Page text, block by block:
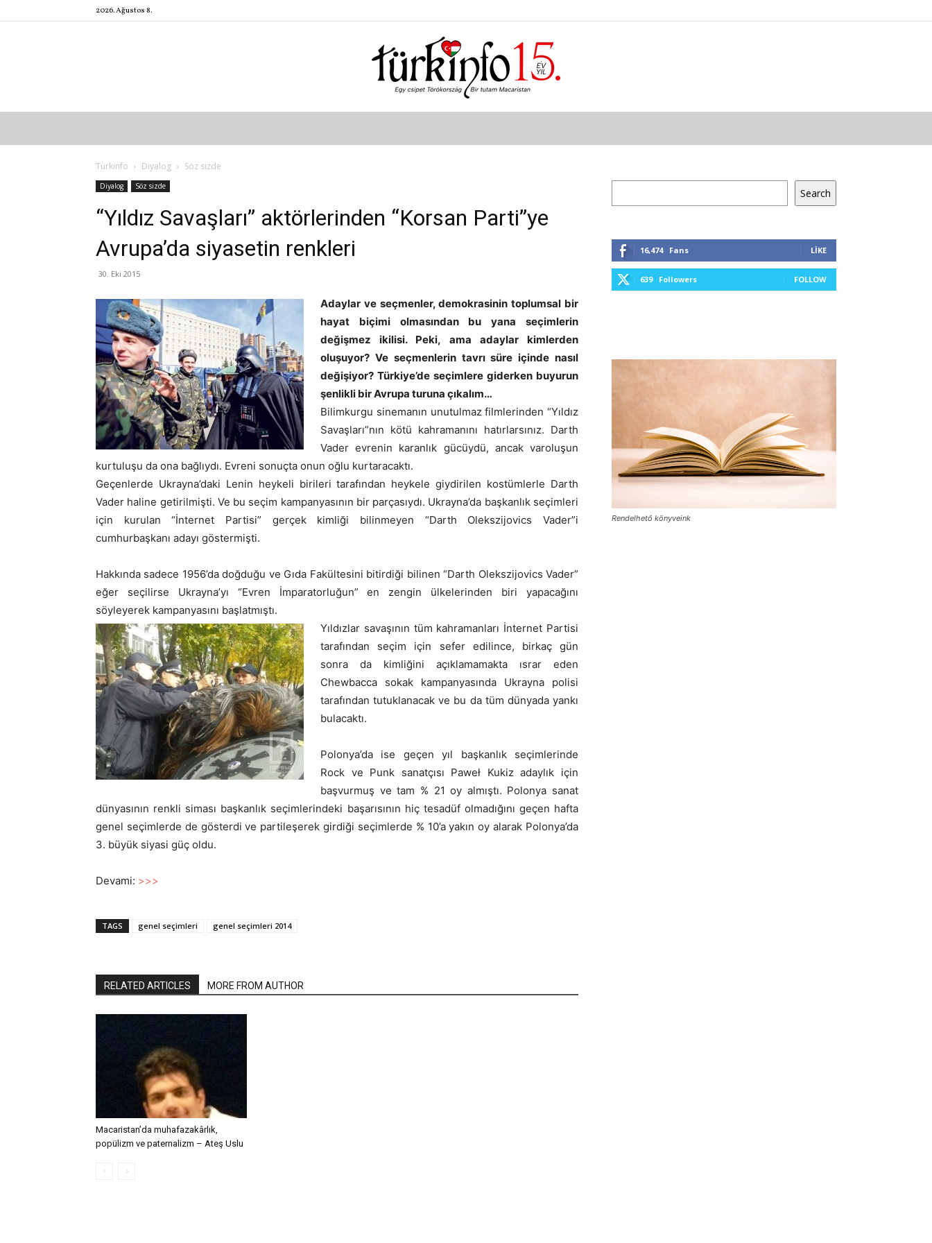
2026. Ağustos 8.
Türkinfo
Türkinfo Diyalog Söz sizde
Diyalog Söz sizde
“Yıldız Savaşları” aktörlerinden “Korsan Parti”ye
Avrupa’da siyasetin renkleri
30. Eki 2015
Adaylar ve seçmenler, demokrasinin toplumsal bir
hayat biçimi olmasından bu yana seçimlerin
değişmez ikilisi. Peki, ama adaylar kimlerden
oluşuyor? Ve seçmenlerin tavrı süre içinde nasıl
değişiyor? Türkiye’de seçimlere giderken buyurun
şenlikli bir Avrupa turuna çıkalım…
Bilimkurgu sinemanın unutulmaz filmlerinden “Yıldız
Savaşları”nın kötü kahramanını hatırlarsınız. Darth
Vader evrenin karanlık gücüydü, ancak varoluşun
kurtuluşu da ona bağlıydı. Evreni sonuçta onun oğlu kurtaracaktı.
Geçenlerde Ukrayna’daki Lenin heykeli birileri tarafından heykele giydirilen kostümlerle Darth
Vader haline getirilmişti. Ve bu seçim kampanyasının bir parçasıydı. Ukrayna’da başkanlık seçimleri
için kurulan “İnternet Partisi” gerçek kimliği bilinmeyen “Darth Olekszijovics Vader”i
cumhurbaşkanı adayı göstermişti.
Hakkında sadece 1956’da doğduğu ve Gıda Fakültesini bitirdiği bilinen “Darth Olekszijovics Vader”
eğer seçilirse Ukrayna’yı “Evren İmparatorluğun” en zengin ülkelerinden biri yapacağını
söyleyerek kampanyasını başlatmıştı.
Yıldızlar savaşının tüm kahramanları İnternet Partisi
tarafından seçim için sefer edilince, birkaç gün
sonra da kimliğini açıklamamakta ısrar eden
Chewbacca sokak kampanyasında Ukrayna polisi
tarafından tutuklanacak ve bu da tüm dünyada yankı
bulacaktı.
Polonya’da ise geçen yıl başkanlık seçimlerinde
Rock ve Punk sanatçısı Paweł Kukiz adaylık için
başvurmuş ve tam % 21 oy almıştı. Polonya sanat
dünyasının renkli siması başkanlık seçimlerindeki başarısının hiç tesadüf olmadığını geçen hafta
genel seçimlerde de gösterdi ve partileşerek girdiği seçimlerde % 10’a yakın oy alarak Polonya’da
3. büyük siyasi güç oldu.
Devami: >>>
TAGS genel seçimleri genel seçimleri 2014
RELATED ARTICLES MORE FROM AUTHOR
Macaristan’da muhafazakârlık,
popülizm ve paternalizm – Ateş Uslu
Search
16,474 Fans LIKE
639 Followers FOLLOW
Rendelhető könyveink